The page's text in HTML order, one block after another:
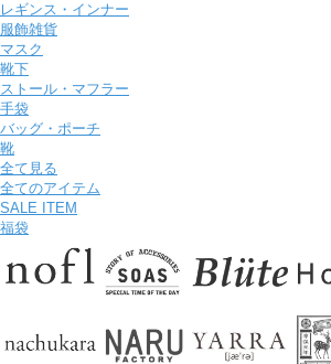
レギンス・インナー
服飾雑貨
マスク
靴下
ストール・マフラー
手袋
バッグ・ポーチ
靴
全て見る
全てのアイテム
SALE ITEM
福袋